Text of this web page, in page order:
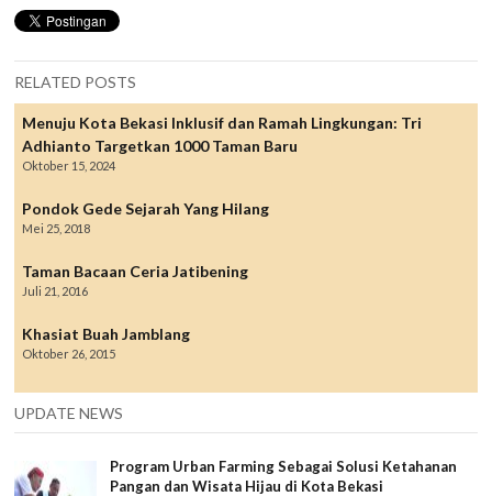
RELATED POSTS
Menuju Kota Bekasi Inklusif dan Ramah Lingkungan: Tri
Adhianto Targetkan 1000 Taman Baru
Oktober 15, 2024
Pondok Gede Sejarah Yang Hilang
Mei 25, 2018
Taman Bacaan Ceria Jatibening
Juli 21, 2016
Khasiat Buah Jamblang
Oktober 26, 2015
UPDATE NEWS
Program Urban Farming Sebagai Solusi Ketahanan
Pangan dan Wisata Hijau di Kota Bekasi